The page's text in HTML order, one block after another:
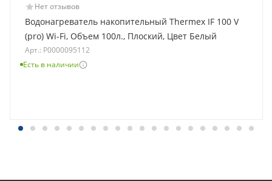
Нет отзывов
Водонагреватель накопительный Thermex IF 100 V
(pro) Wi-Fi, Объем 100л., Плоский, Цвет Белый
Арт.: Р0000095112
Есть в наличии